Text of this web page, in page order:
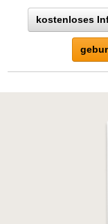
kostenloses